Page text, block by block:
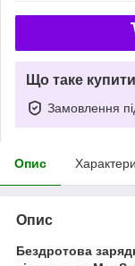
Що таке
Замовлення
Опис
Опис
Бездротова